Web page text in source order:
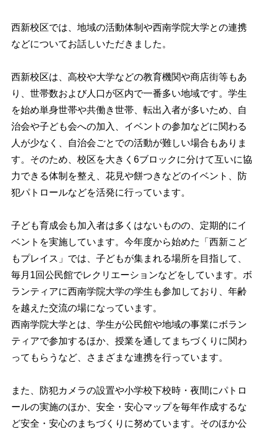
西新校区では、地域の活動体制や西南学院大学との連携
などについてお話しいただきました。
西新校区は、高校や大学などの教育機関や商店街等もあ
り、世帯数および人口が区内で一番多い地域です。学生
を始め単身世帯や共働き世帯、転出入者が多いため、自
治会や子ども会への加入、イベントの参加などに関わる
人が少なく、自治会ごとでの活動が難しい場合もありま
す。そのため、校区を大きく6ブロックに分けて互いに協
力できる体制を整え、花見や餅つきなどのイベント、防
犯パトロールなどを活発に行っています。
子ども育成会も加入者は多くはないものの、定期的にイ
ベントを実施しています。今年度から始めた「西新こど
もプレイス」では、子どもが集まれる場所を目指して、
毎月1回公民館でレクリエーションなどをしています。ボ
ランティアに西南学院大学の学生も参加しており、年齢
を越えた交流の場になっています。
西南学院大学とは、学生が公民館や地域の事業にボラン
ティアで参加するほか、授業を通してまちづくりに関わ
ってもらうなど、さまざまな連携を行っています。
また、防犯カメラの設置や小学校下校時・夜間にパトロ
ールの実施のほか、安全・安心マップを毎年作成するな
ど安全・安心のまちづくりに努めています。そのほか公